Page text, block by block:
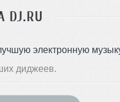
электронную
диджеев.
СТРАНИЦЫ НЕ